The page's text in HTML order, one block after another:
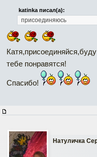
katinka писал(а):
присоединяюсь
тебе понравятся!
Спасибо!
Натуличка